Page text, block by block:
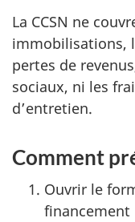
La CCSN ne
immobilisations,
pertes de
sociaux, ni les
d’entretien.
Comment
Ouvrir le
financement